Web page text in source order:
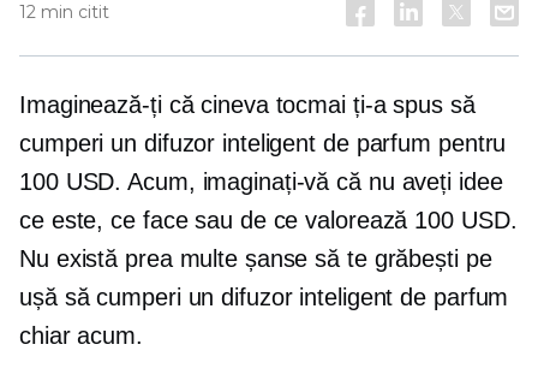
12 min citit
Imaginează-ți că cineva tocmai ți-a spus să
cumperi un difuzor inteligent de parfum pentru
100 USD. Acum, imaginați-vă că nu aveți idee
ce este, ce face sau de ce valorează 100 USD.
Nu există prea multe șanse să te grăbești pe
ușă să cumperi un difuzor inteligent de parfum
chiar acum.